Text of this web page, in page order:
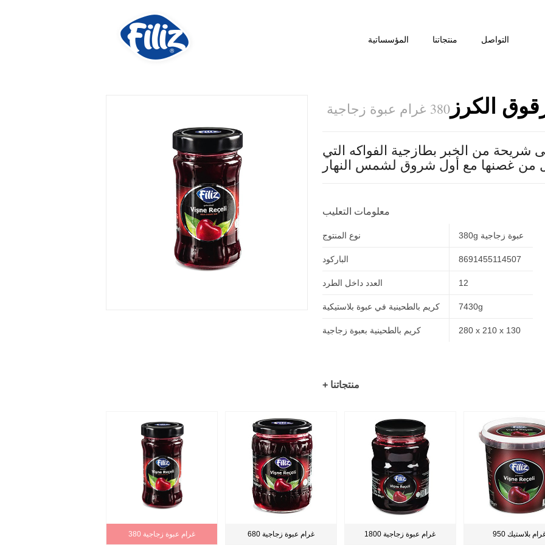
المؤسساتية منتجاتنا التواصل
الكرز380 غرام عبوة زجاجية
شريحة من الخبر بطازجية الفواكه التي
معلومات التعليب
نوع المنتوج
الباركود
العدد داخل الطرد
كريم بالطحينية في عبوة بلاستيكية
كريم بالطحينية بعبوة زجاجية
380g عبوة زجاجية
8691455114507
12
7430g
280 x 210 x 130
+ منتجاتنا
380 غرام عبوة زجاجية 680 غرام عبوة زجاجية 1800 غرام عبوة زجاجية غرام بلاستيك